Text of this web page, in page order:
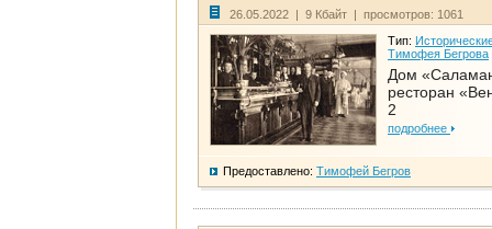
26.05.2022 | 9 Кбайт | просмотров: 1061
Тип:
Тимофея Бегрова
Дом
ресторан
2
подробнее
Предоставлено: Тимофей Бегров